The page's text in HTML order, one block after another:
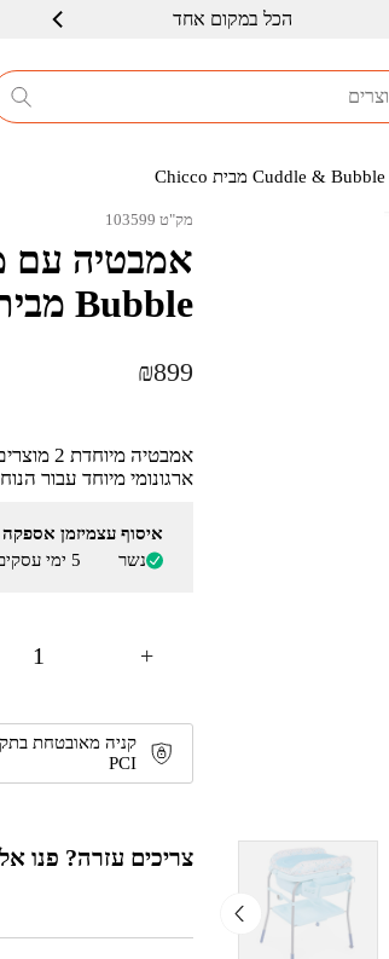
הכל במקום אחד
שרות ברמה גבוה
מק"ט 103599
Bubble מבית Chicco
₪899
ארגונומי מיוחד עבור
איסוף עצמי
נשר
זמן אספקה
5 ימי עסקים
+
קניה מאובטחת
PCI
צריכים עזרה? פנו